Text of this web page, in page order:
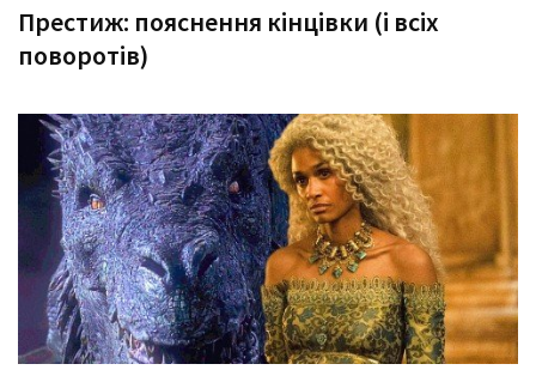
Престиж: пояснення кінцівки (і всіх
поворотів)